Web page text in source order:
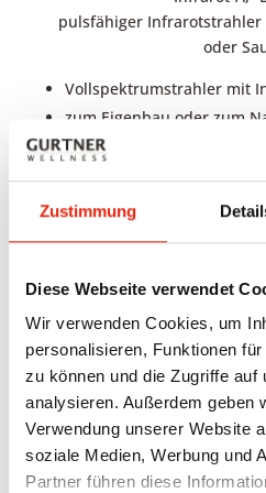
Zustimmung
Diese Webseite verwendet
Wir verwenden Cookies, um
personalisieren, Funktionen
zu können und die Zugriffe auf
analysieren. Außerdem geben
Verwendung unserer Website
soziale Medien, Werbung und
Partner führen diese
pulsfähiger
oder
Vollspektrumstrahler mit
zum Eigenbau oder zum
IPX4 spritzwassergeschützt
geschützte Technik –
Doppelgehäuse
Einstellbarer
icon-Steuerung)
Linearer Doppelfilter für
Der